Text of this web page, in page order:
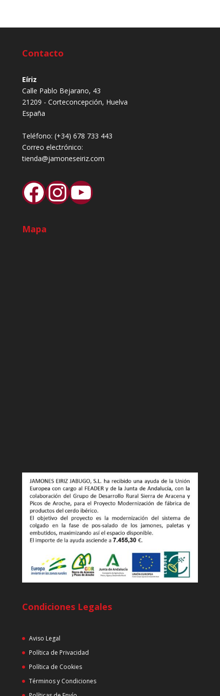
Contacto
Eíriz
Calle Pablo Bejarano, 43
21209 - Corteconcepción, Huelva
España
Teléfono: (+34) 678 733 443
Correo electrónico:
tienda@jamoneseiriz.com
Facebook
Instagram
YouTube
Mapa
Condiciones Legales
Aviso Legal
Política de Privacidad
Política de Cookies
Términos y Condiciones